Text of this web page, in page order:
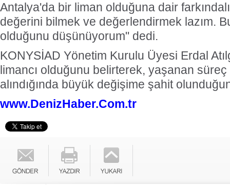
Antalya'da bir liman olduğuna dair
değerini bilmek ve değerlendirmek lazım.
olduğunu düşünüyorum" dedi.
KONYSİAD Yönetim Kurulu Üyesi Erdal
limancı olduğunu belirterek, yaşanan
alındığında büyük değişime şahit
www.DenizHaber.Com.tr